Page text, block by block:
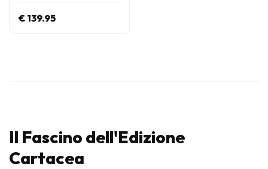
€ 139.95
Il Fascino dell'Edizione
Cartacea